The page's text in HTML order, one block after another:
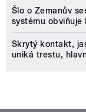
Šlo o Zemanův
systému obviňuje
Skrytý kontakt,
uniká trestu,